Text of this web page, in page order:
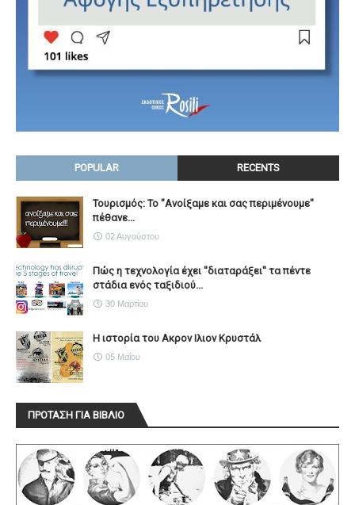
POPULAR RECENTS
Τουρισμός: Το "Ανοίξαμε και σας περιμένουμε"
πέθανε...
02 Αυγούστου
Πώς η τεχνολογία έχει ''διαταράξει'' τα πέντε
στάδια ενός ταξιδιού...
30 Μαρτίου
Η ιστορία του Ακρον Ιλιον Κρυστάλ
05 Μαΐου
ΠΡΟΤΑΣΗ ΓΙΑ ΒΙΒΛΙΟ